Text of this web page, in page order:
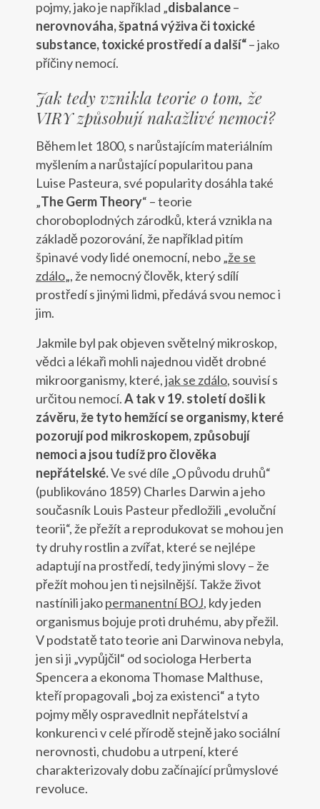
pojmy, jako je například „disbalance–
nerovnováha, špatná výživa či toxické
substance, toxické prostředí a další“– jako
příčiny nemocí.
Jak tedy vznikla teorie o tom, že
VIRY způsobují nakažlivé nemoci?
Během let 1800, s narůstajícím materiálním
myšlením a narůstající popularitou pana
Luise Pasteura, své popularity dosáhla také
„The Germ Theory“ – teorie
choroboplodných zárodků, která vznikla na
základě pozorování, že například pitím
špinavé vody lidé onemocní, nebo „že se
zdálo„, že nemocný člověk, který sdílí
prostředí s jinými lidmi, předává svou nemoc i
jim.
Jakmile byl pak objeven světelný mikroskop,
vědci a lékaři mohli najednou vidět drobné
mikroorganismy, které,jak se zdálo, souvisí s
určitou nemocí.A tak v 19. století došli k
závěru, že tyto hemžící se organismy, které
pozorují pod mikroskopem, způsobují
nemoci a jsou tudíž pro člověka
nepřátelské.Ve své díle „O původu druhů“
(publikováno 1859) Charles Darwin a jeho
současník Louis Pasteur předložili „evoluční
teorii“, že přežít a reprodukovat se mohou jen
ty druhy rostlin a zvířat, které se nejlépe
adaptují na prostředí, tedy jinými slovy – že
přežít mohou jen ti nejsilnější. Takže život
nastínili jakopermanentní BOJ, kdy jeden
organismus bojuje proti druhému, aby přežil.
V podstatě tato teorie ani Darwinova nebyla,
jen si ji „vypůjčil“ od sociologa Herberta
Spencera a ekonoma Thomase Malthuse,
kteří propagovali „boj za existenci“ a tyto
pojmy měly ospravedlnit nepřátelství a
konkurenci v celé přírodě stejně jako sociální
nerovnosti, chudobu a utrpení, které
charakterizovaly dobu začínající průmyslové
revoluce.